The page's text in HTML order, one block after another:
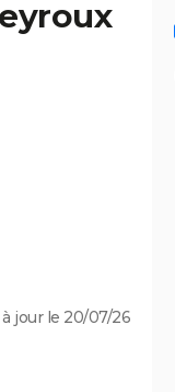
jour le 20/07/26